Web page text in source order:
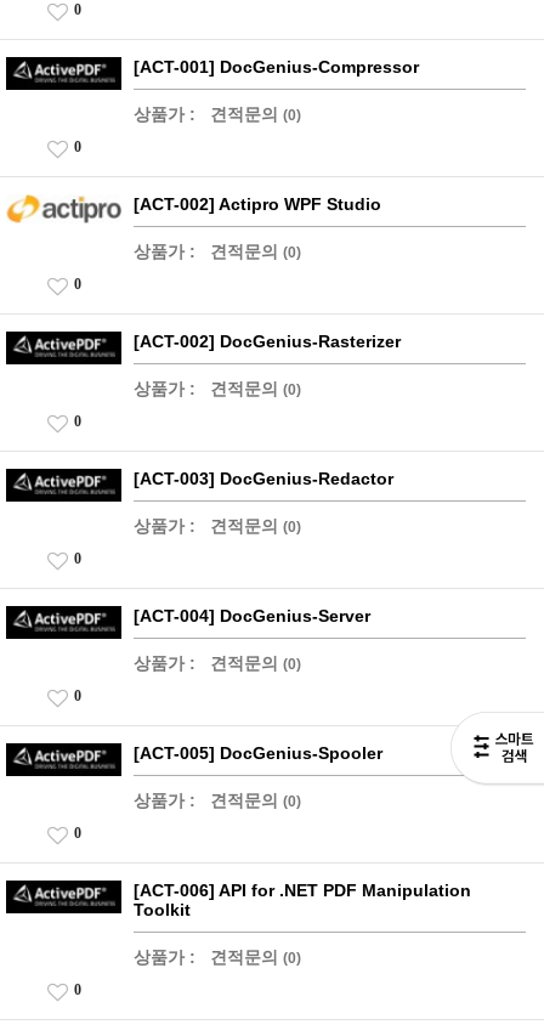
0
[ACT-001] DocGenius-Compressor
상품가 : 견적문의 (0)
0
[ACT-002] Actipro WPF Studio
상품가 : 견적문의 (0)
0
[ACT-002] DocGenius-Rasterizer
상품가 : 견적문의 (0)
0
[ACT-003] DocGenius-Redactor
상품가 : 견적문의 (0)
0
[ACT-004] DocGenius-Server
상품가 : 견적문의 (0)
0
[ACT-005] DocGenius-Spooler
상품가 : 견적문의 (0)
0
[ACT-006] API for .NET PDF Manipulation
Toolkit
상품가 : 견적문의 (0)
0